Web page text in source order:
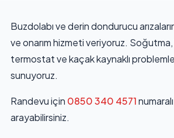
Buzdolabı ve derin dondurucu
ve onarım hizmeti veriyoruz.
termostat ve kaçak kaynaklı
sunuyoruz.
Randevu için 0850 340 4571
arayabilirsiniz.